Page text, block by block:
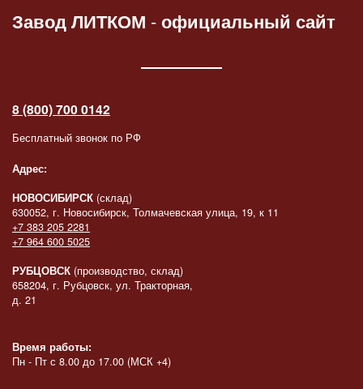
Завод ЛИТКОМ -официальный сайт
8 (800) 700 0142
Бесплатный звонок по РФ
Адрес:
НОВОСИБИРСК (склад)
630052, г. Новосибирск, Толмачевская улица, 19, к 11
+7 383 205 2281
+7 964 600 5025
РУБЦОВСК (производство, склад)
658204, г. Рубцовск, ул. Тракторная,
д. 21
Время работы:
Пн - Пт с 8.00 до 17.00 (МСК +4)